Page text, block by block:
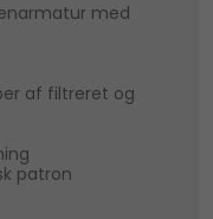
med
af filtreret og
patron